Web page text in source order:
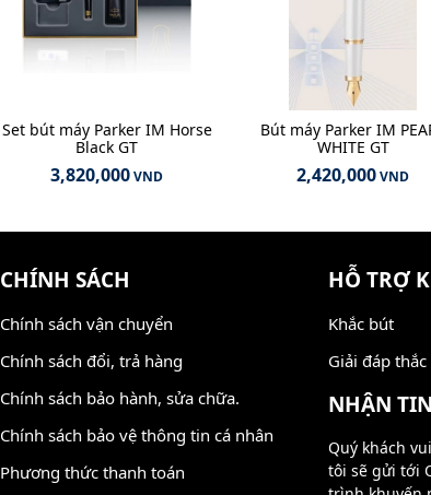
Set bút máy Parker IM Horse
Black GT
3,820,000VND
Bút máy Parker IM
WHITE GT
2,420,000VND
CHÍNH SÁCH
Chính sách vận chuyển
Chính sách đổi, trả hàng
Chính sách bảo hành, sửa chữa.
Chính sách bảo vệ thông tin cá nhân
Phương thức thanh toán
HỖ TRỢ
Khắc bút
Giải đáp
NHẬN
Quý khách
tôi sẽ gửi tới